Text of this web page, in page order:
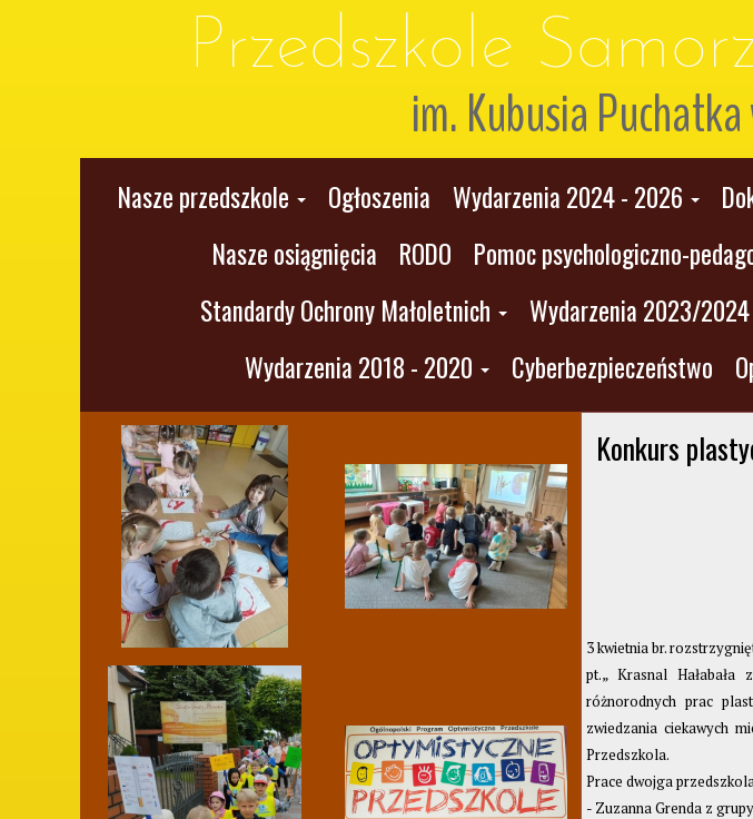
Przedszkole
im. Kubusia
Nasze przedszkole Ogłoszenia Wydarzenia 2024 - 2026
Nasze osiągnięcia
RODO Pomoc psychologiczno-
Standardy Ochrony Małoletnich
Wydarzenia 2023/2024
Wydarzenia 2018 - 2020
Cyberbezpieczeństwo
Konkurs
3 kwietnia br.
pt.„ Krasnal Hałabała
różnorodnych prac
zwiedzania ciekawych
Przedszkola.
Prace dwojga
- Zuzanna Grenda z